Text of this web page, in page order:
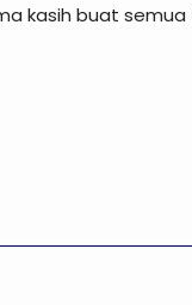
kasih buat